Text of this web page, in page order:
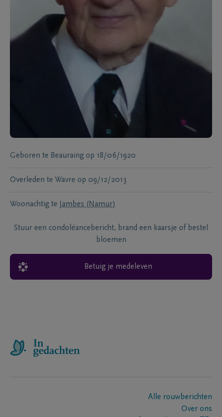
Geboren te Beauraing op 18/06/1920
Overleden te Wavre op 09/12/2013
Woonachtig te Jambes (Namur)
Stuur een condoléancebericht, brand een kaarsje of bestel
bloemen
Betuig je medeleven
Alle rouwberichten
Over ons